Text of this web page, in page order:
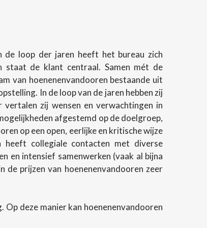
de loop der jaren heeft het bureau zich
staat de klant centraal. Samen mét de
van hoenenenvandooren bestaande uit
In de loop van de jaren hebben zij
zij wensen en verwachtingen in
afgestemd op de doelgroep,
op een open, eerlijke en kritische wijze
heeft collegiale contacten met diverse
en intensief samenwerken (vaak al bijna
prijzen van hoenenenvandooren zeer
deze manier kan hoenenenvandooren